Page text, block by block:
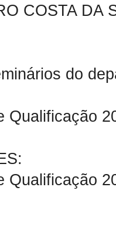
COSTA DA
do
Qualificação
Qualificação